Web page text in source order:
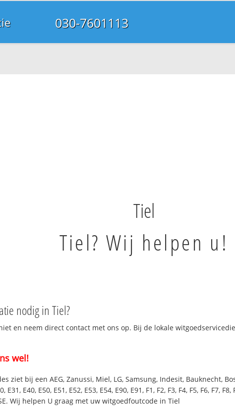
030-7601113
Tiel
Tiel? Wij helpen u!
nodig in Tiel?
en neem direct contact met ons op. Bij de lokale
wel!
ziet bij een AEG, Zanussi, Miel, LG, Samsung, Indesit, Bauknecht,
E31, E40, E50, E51, E52, E53, E54, E90, E91, F1, F2, F3, F4, F5, F6, F7,
SE. Wij helpen U graag met uw witgoedfoutcode in Tiel